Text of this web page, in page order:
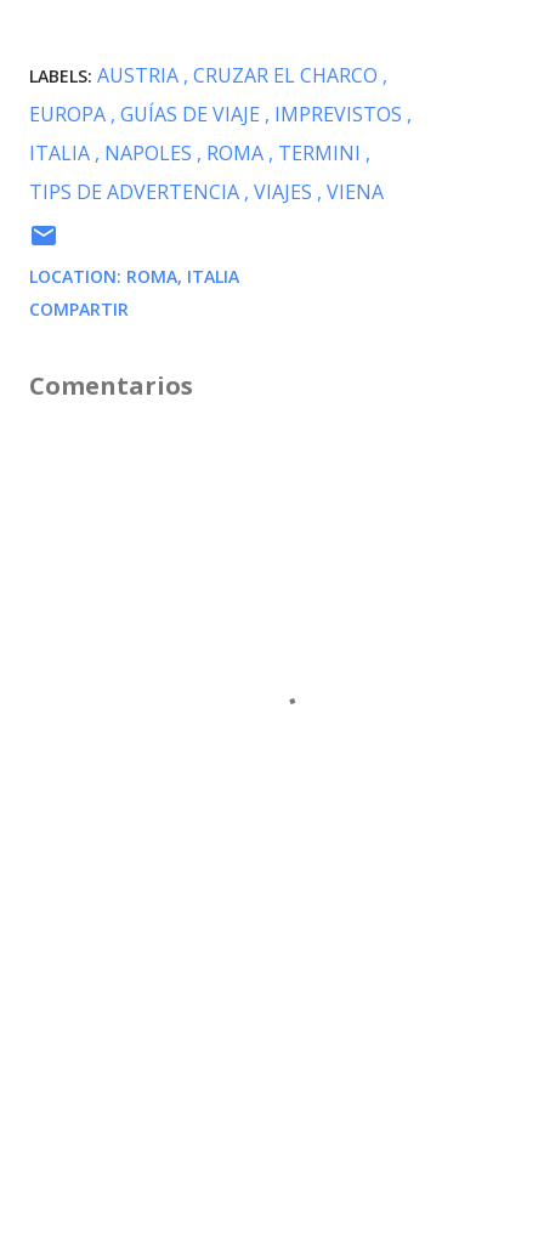
LABELS: AUSTRIA CRUZAR EL CHARCO
EUROPA GUÍAS DE VIAJE
IMPREVISTOS
ITALIA NAPOLES ROMA TERMINI
TIPS DE ADVERTENCIA VIAJES VIENA
LOCATION: ROMA, ITALIA
COMPARTIR
Comentarios